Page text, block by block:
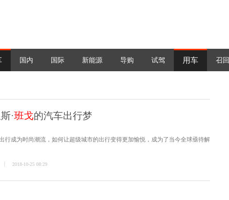
国内 国际 新能源 导购 试驾 用车 召回
·班戈的汽车出行梦
行成为时尚潮流，如何让超级城市的出行变得更加愉悦，成为了当今全球亟待解
2018-10-25 08:29